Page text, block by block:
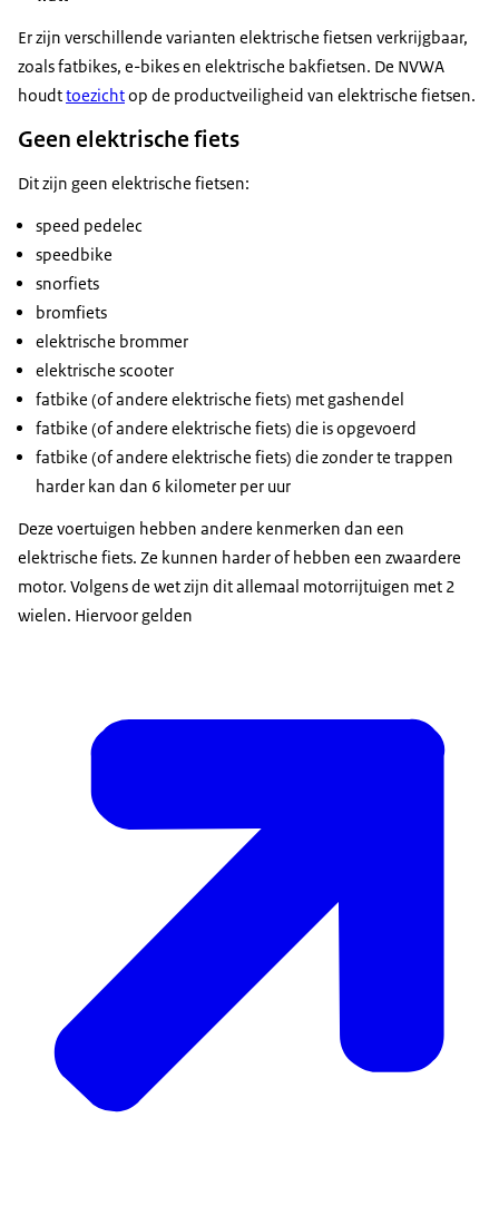
Er zijn verschillende varianten elektrische fietsen verkrijgbaar,
zoals fatbikes, e-bikes en elektrische bakfietsen. De NVWA
houdttoezichtop de productveiligheid van elektrische fietsen.
Geen elektrische fiets
Dit zijn geen elektrische fietsen:
speed pedelec
speedbike
snorfiets
bromfiets
elektrische brommer
elektrische scooter
fatbike (of andere elektrische fiets) met gashendel
fatbike (of andere elektrische fiets) die is opgevoerd
fatbike (of andere elektrische fiets) die zonder te trappen
harder kan dan 6 kilometer per uur
Deze voertuigen hebben andere kenmerken dan een
elektrische fiets. Ze kunnen harder of hebben een zwaardere
motor. Volgens de wet zijn dit allemaal motorrijtuigen met 2
wielen. Hiervoor gelden